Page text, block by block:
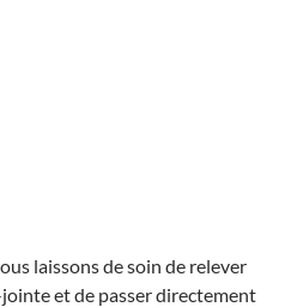
laissons de soin de relever
et de passer directement